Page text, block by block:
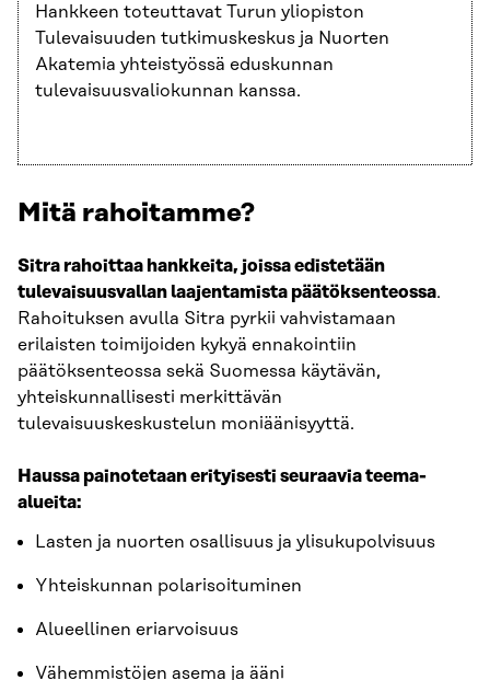
Hankkeen toteuttavat Turun yliopiston
Tulevaisuuden tutkimuskeskus ja Nuorten
Akatemia yhteistyössä eduskunnan
tulevaisuusvaliokunnan kanssa.
Mitä rahoitamme?
Sitra rahoittaa hankkeita, joissa edistetään
tulevaisuusvallan laajentamista päätöksenteossa.
Rahoituksen avulla Sitra pyrkii vahvistamaan
erilaisten toimijoiden kykyä ennakointiin
päätöksenteossa sekä Suomessa käytävän,
yhteiskunnallisesti merkittävän
tulevaisuuskeskustelun moniäänisyyttä.
Haussa painotetaan erityisesti seuraavia teema-
alueita:
Lasten ja nuorten osallisuus ja ylisukupolvisuus
Yhteiskunnan polarisoituminen
Alueellinen eriarvoisuus
Vähemmistöjen asema ja ääni